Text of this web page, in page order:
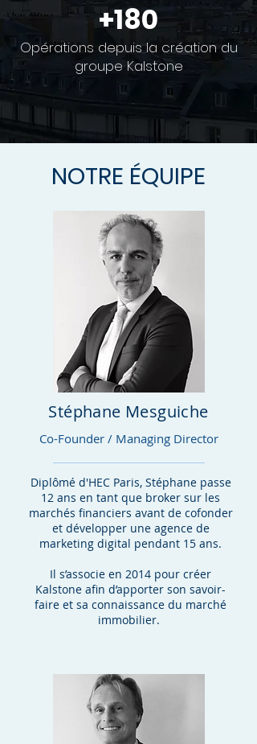
+180
Opérations depuis la création du
groupe Kalstone
NOTRE ÉQUIPE
Stéphane Mesguiche
Co-Founder / Managing Director
Diplômé d'HEC Paris, Stéphane passe
12 ans en tant que broker sur les
marchés financiers avant de cofonder
et développer une agence de
marketing digital pendant 15 ans.
Il s’associe en 2014 pour créer
Kalstone afin d’apporter son savoir-
faire et sa connaissance du marché
immobilier.